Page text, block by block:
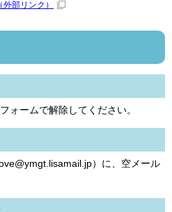
（外部リンク）
ォームで解除してください。
）に、空メール